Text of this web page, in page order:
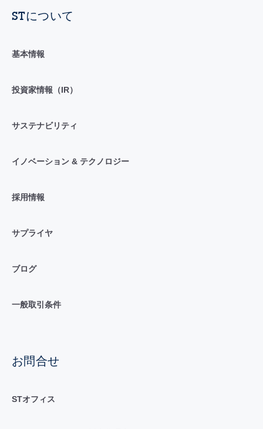
STについて
基本情報
投資家情報（IR）
サステナビリティ
イノベーション & テクノロジー
採用情報
サプライヤ
ブログ
一般取引条件
お問合せ
STオフィス